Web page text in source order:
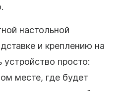
настольной
и креплению на
устройство просто:
месте, где будет